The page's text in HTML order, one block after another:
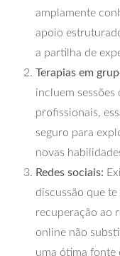
amplamente
apoio
a partilha de
Terapias em
incluem
profissionais,
seguro para
novas
Redes sociais:
discussão que
recuperação ao
online não
uma ótima fonte